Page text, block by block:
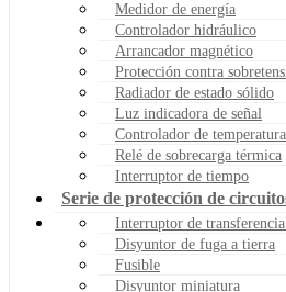
Medidor de energía
Controlador hidráulico
Arrancador magnético
Protección contra
Radiador de estado sólido
Luz indicadora de señal
Controlador de
Relé de sobrecarga térmica
Interruptor de tiempo
Serie de protección de
Interruptor de
Disyuntor de fuga a tierra
Fusible
Disyuntor miniatura